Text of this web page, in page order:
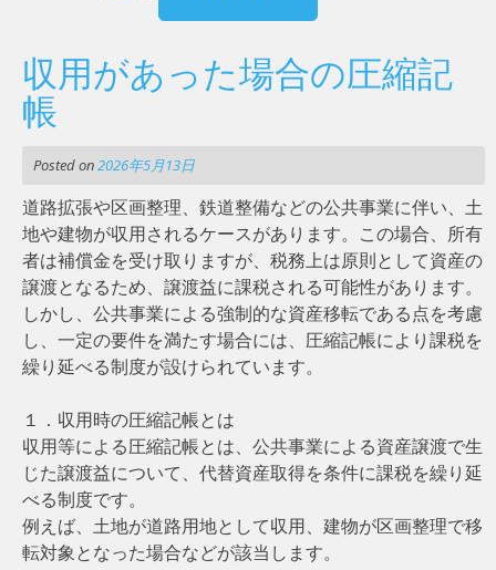
収用があった場合の圧縮記
帳
Posted on2026年5月13日
道路拡張や区画整理、鉄道整備などの公共事業に伴い、土
地や建物が収用されるケースがあります。この場合、所有
者は補償金を受け取りますが、税務上は原則として資産の
譲渡となるため、譲渡益に課税される可能性があります。
しかし、公共事業による強制的な資産移転である点を考慮
し、一定の要件を満たす場合には、圧縮記帳により課税を
繰り延べる制度が設けられています。
１．収用時の圧縮記帳とは
収用等による圧縮記帳とは、公共事業による資産譲渡で生
じた譲渡益について、代替資産取得を条件に課税を繰り延
べる制度です。
例えば、土地が道路用地として収用、建物が区画整理で移
転対象となった場合などが該当します。